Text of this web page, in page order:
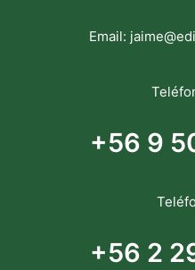
Email:
+56 9
+56 2